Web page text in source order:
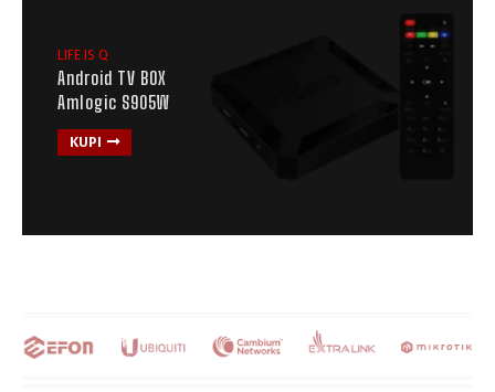
LIFE IS Q
Android TV BOX
Amlogic S905W
KUPI